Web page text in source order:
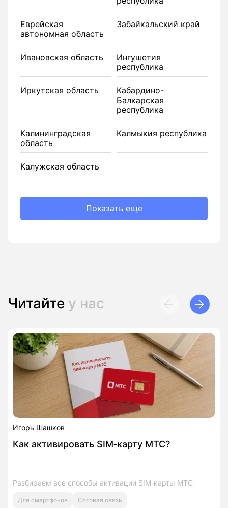
Еврейская
автономная область
Забайкальский край
Ивановская область
Ингушетия
республика
Иркутская область
Кабардино-
Балкарская
республика
Калининградская
область
Калмыкия республика
Калужская область
Показать еще
Читайте у нас
Игорь Шашков
Как активировать SIM‑карту МТС?
Разбираем все способы активации SIM‑карты МТС
Для смартфонов Сотовая связь